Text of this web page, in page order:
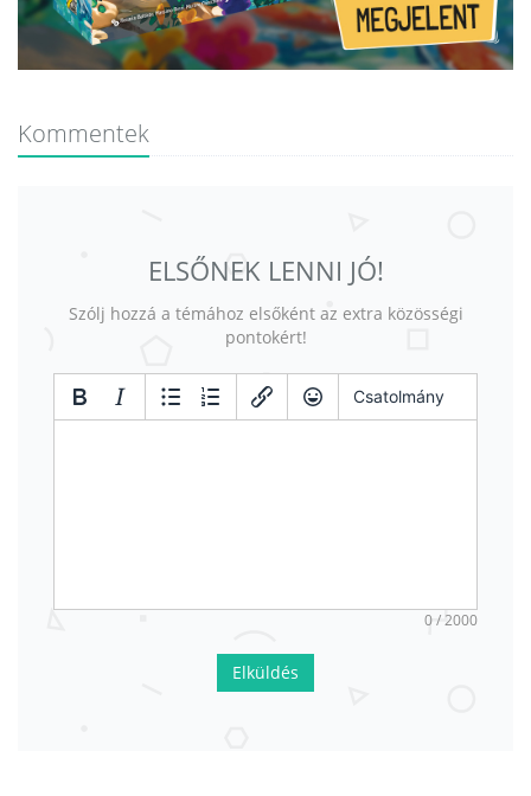
Kommentek
ELSŐNEK LENNI JÓ!
Szólj hozzá a témához elsőként az extra közösségi
pontokért!
Csatolmány
0 / 2000
Elküldés